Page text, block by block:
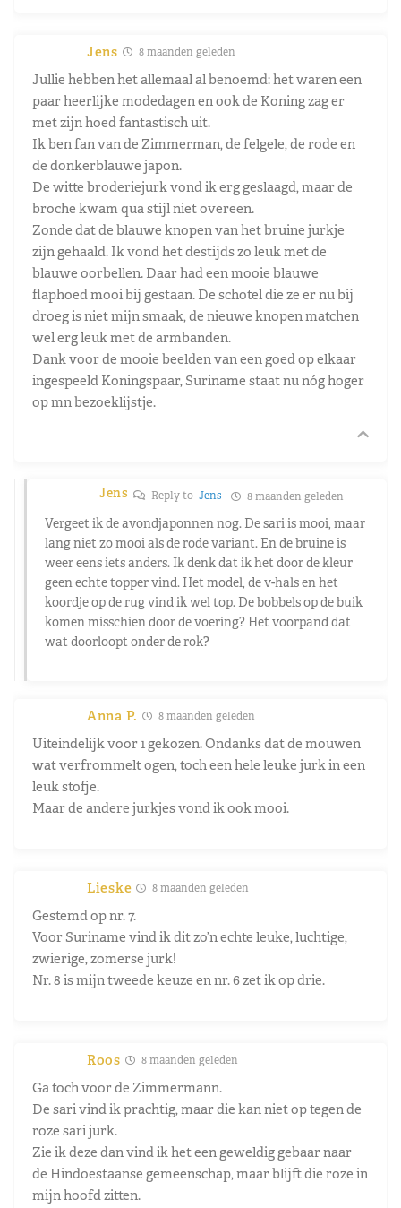
Jens 8 maanden geleden
Jullie hebben het allemaal al benoemd: het waren een
paar heerlijke modedagen en ook de Koning zag er
met zijn hoed fantastisch uit.
Ik ben fan van de Zimmerman, de felgele, de rode en
de donkerblauwe japon.
De witte broderiejurk vond ik erg geslaagd, maar de
broche kwam qua stijl niet overeen.
Zonde dat de blauwe knopen van het bruine jurkje
zijn gehaald. Ik vond het destijds zo leuk met de
blauwe oorbellen. Daar had een mooie blauwe
flaphoed mooi bij gestaan. De schotel die ze er nu bij
droeg is niet mijn smaak, de nieuwe knopen matchen
wel erg leuk met de armbanden.
Dank voor de mooie beelden van een goed op elkaar
ingespeeld Koningspaar, Suriname staat nu nóg hoger
op mn bezoeklijstje.
Jens Reply to Jens 8 maanden geleden
Vergeet ik de avondjaponnen nog. De sari is mooi, maar
lang niet zo mooi als de rode variant. En de bruine is
weer eens iets anders. Ik denk dat ik het door de kleur
geen echte topper vind. Het model, de v-hals en het
koordje op de rug vind ik wel top. De bobbels op de buik
komen misschien door de voering? Het voorpand dat
wat doorloopt onder de rok?
Anna P. 8 maanden geleden
Uiteindelijk voor 1 gekozen. Ondanks dat de mouwen
wat verfrommelt ogen, toch een hele leuke jurk in een
leuk stofje.
Maar de andere jurkjes vond ik ook mooi.
Lieske 8 maanden geleden
Gestemd op nr. 7.
Voor Suriname vind ik dit zo’n echte leuke, luchtige,
zwierige, zomerse jurk!
Nr. 8 is mijn tweede keuze en nr. 6 zet ik op drie.
Roos 8 maanden geleden
Ga toch voor de Zimmermann.
De sari vind ik prachtig, maar die kan niet op tegen de
roze sari jurk.
Zie ik deze dan vind ik het een geweldig gebaar naar
de Hindoestaanse gemeenschap, maar blijft die roze in
mijn hoofd zitten.